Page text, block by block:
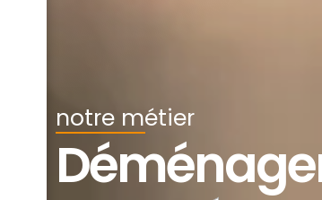
notre métier